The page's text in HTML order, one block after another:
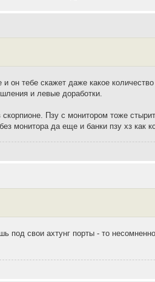
тебе скажет даже какое
и левые доработки.
Пзу с монитором тоже
монитора да еще и банки пзу хз как
свои ахтунг порты - то